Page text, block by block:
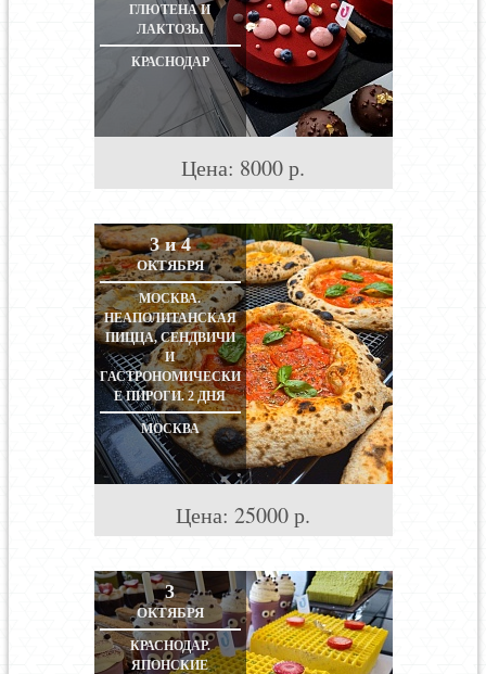
ГЛЮТЕНА И
ЛАКТОЗЫ
КРАСНОДАР
Цена: 8000р.
3 и 4
ОКТЯБРЯ
МОСКВА.
НЕАПОЛИТАНСКАЯ
ПИЦЦА, СЕНДВИЧИ
И
ГАСТРОНОМИЧЕСКИ
Е ПИРОГИ. 2 ДНЯ
МОСКВА
Цена: 25000р.
3
ОКТЯБРЯ
КРАСНОДАР.
ЯПОНСКИЕ